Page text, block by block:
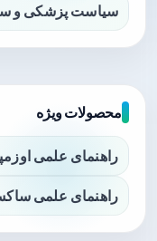
سیاست پزشکی و
محصولات ویژه
راهنمای علمی
راهنمای علمی